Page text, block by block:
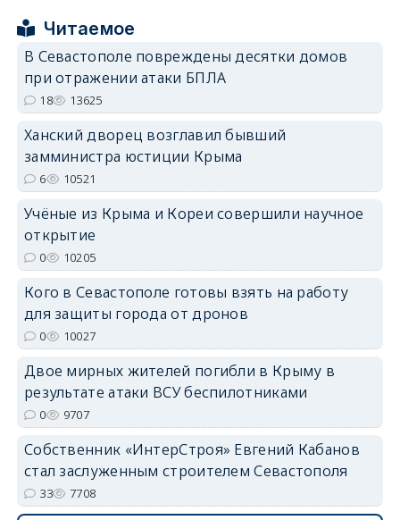
Читаемое
В Севастополе повреждены десятки домов
при отражении атаки БПЛА
18 13625
Ханский дворец возглавил бывший
замминистра юстиции Крыма
6 10521
Учёные из Крыма и Кореи совершили научное
открытие
0 10205
Кого в Севастополе готовы взять на работу
для защиты города от дронов
0 10027
Двое мирных жителей погибли в Крыму в
результате атаки ВСУ беспилотниками
0 9707
Собственник «ИнтерСтроя» Евгений Кабанов
стал заслуженным строителем Севастополя
33 7708